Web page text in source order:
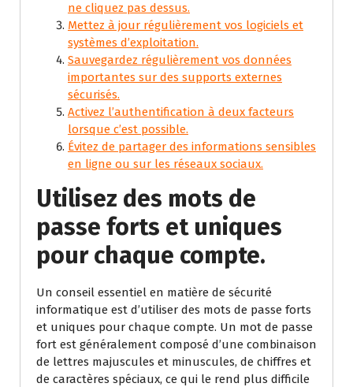
ne cliquez pas dessus.
Mettez à jour régulièrement vos logiciels et
systèmes d’exploitation.
Sauvegardez régulièrement vos données
importantes sur des supports externes
sécurisés.
Activez l’authentification à deux facteurs
lorsque c’est possible.
Évitez de partager des informations sensibles
en ligne ou sur les réseaux sociaux.
Utilisez des mots de
passe forts et uniques
pour chaque compte.
Un conseil essentiel en matière de sécurité
informatique est d’utiliser des mots de passe forts
et uniques pour chaque compte. Un mot de passe
fort est généralement composé d’une combinaison
de lettres majuscules et minuscules, de chiffres et
de caractères spéciaux, ce qui le rend plus difficile